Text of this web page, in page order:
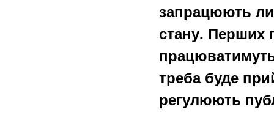
запрацюють
стану. Перших
треба буде
регулюють